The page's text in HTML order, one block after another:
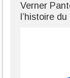
Verner
l’histoire